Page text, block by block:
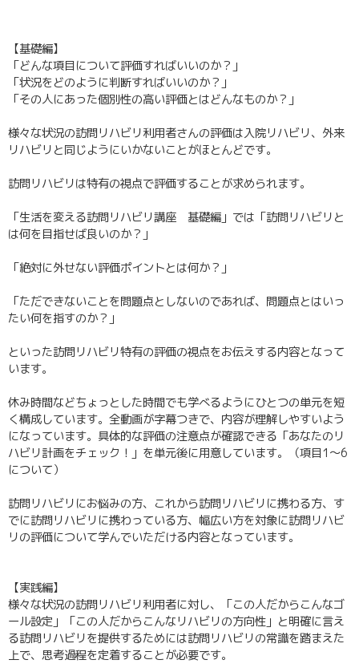
【基礎編】
「どんな項目について評価すればいいのか？」
「状況をどのように判断すればいいのか？」
「その人にあった個別性の高い評価とはどんなものか？」
様々な状況の訪問リハビリ利用者さんの評価は入院リハビリ、外来
リハビリと同じようにいかないことがほとんどです。
訪問リハビリは特有の視点で評価することが求められます。
「生活を変える訪問リハビリ講座 基礎編」では「訪問リハビリと
は何を目指せば良いのか？」
「絶対に外せない評価ポイントとは何か？」
「ただできないことを問題点としないのであれば、問題点とはいっ
たい何を指すのか？」
といった訪問リハビリ特有の評価の視点をお伝えする内容となって
います。
休み時間などちょっとした時間でも学べるようにひとつの単元を短
く構成しています。全動画が字幕つきで、内容が理解しやすいよう
になっています。具体的な評価の注意点が確認できる「あなたのリ
ハビリ計画をチェック！」を単元後に用意しています。（項目1〜6
について）
訪問リハビリにお悩みの方、これから訪問リハビリに携わる方、す
でに訪問リハビリに携わっている方、幅広い方を対象に訪問リハビ
リの評価について学んでいただける内容となっています。
【実践編】
様々な状況の訪問リハビリ利用者に対し、「この人だからこんなゴ
ール設定」「この人だからこんなリハビリの方向性」と明確に言え
る訪問リハビリを提供するためには訪問リハビリの常識を踏まえた
上で、思考過程を定着することが必要です。